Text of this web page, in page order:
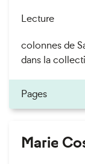
Lecture
colonnes de
dans la
Pages
Marie